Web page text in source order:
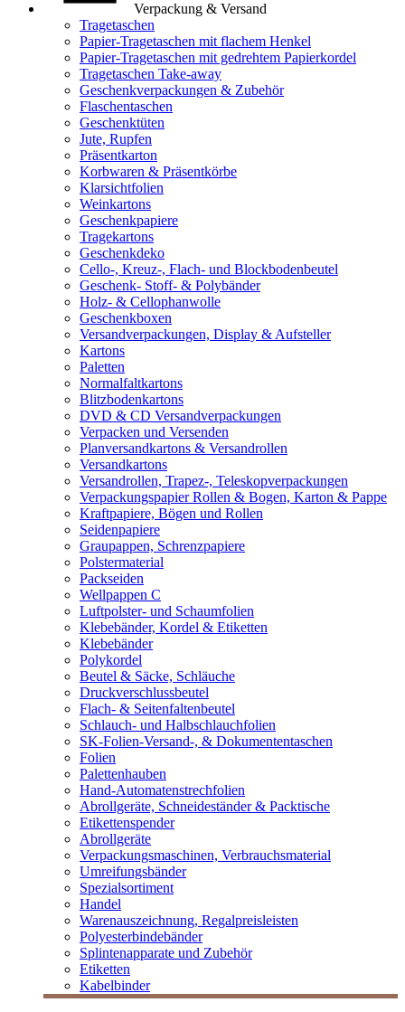
Verpackung & Versand
Tragetaschen
Papier-Tragetaschen mit flachem Henkel
Papier-Tragetaschen mit gedrehtem Papierkordel
Tragetaschen Take-away
Geschenkverpackungen & Zubehör
Flaschentaschen
Geschenktüten
Jute, Rupfen
Präsentkarton
Korbwaren & Präsentkörbe
Klarsichtfolien
Weinkartons
Geschenkpapiere
Tragekartons
Geschenkdeko
Cello-, Kreuz-, Flach- und Blockbodenbeutel
Geschenk- Stoff- & Polybänder
Holz- & Cellophanwolle
Geschenkboxen
Versandverpackungen, Display & Aufsteller
Kartons
Paletten
Normalfaltkartons
Blitzbodenkartons
DVD & CD Versandverpackungen
Verpacken und Versenden
Planversandkartons & Versandrollen
Versandkartons
Versandrollen, Trapez-, Teleskopverpackungen
Verpackungspapier Rollen & Bogen, Karton & Pappe
Kraftpapiere, Bögen und Rollen
Seidenpapiere
Graupappen, Schrenzpapiere
Polstermaterial
Packseiden
Wellpappen C
Luftpolster- und Schaumfolien
Klebebänder, Kordel & Etiketten
Klebebänder
Polykordel
Beutel & Säcke, Schläuche
Druckverschlussbeutel
Flach- & Seitenfaltenbeutel
Schlauch- und Halbschlauchfolien
SK-Folien-Versand-, & Dokumententaschen
Folien
Palettenhauben
Hand-Automatenstrechfolien
Abrollgeräte, Schneideständer & Packtische
Etikettenspender
Abrollgeräte
Verpackungsmaschinen, Verbrauchsmaterial
Umreifungsbänder
Spezialsortiment
Handel
Warenauszeichnung, Regalpreisleisten
Polyesterbindebänder
Splintenapparate und Zubehör
Etiketten
Kabelbinder